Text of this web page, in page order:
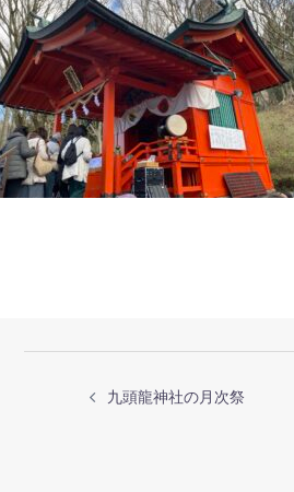
九頭龍神社の月次祭